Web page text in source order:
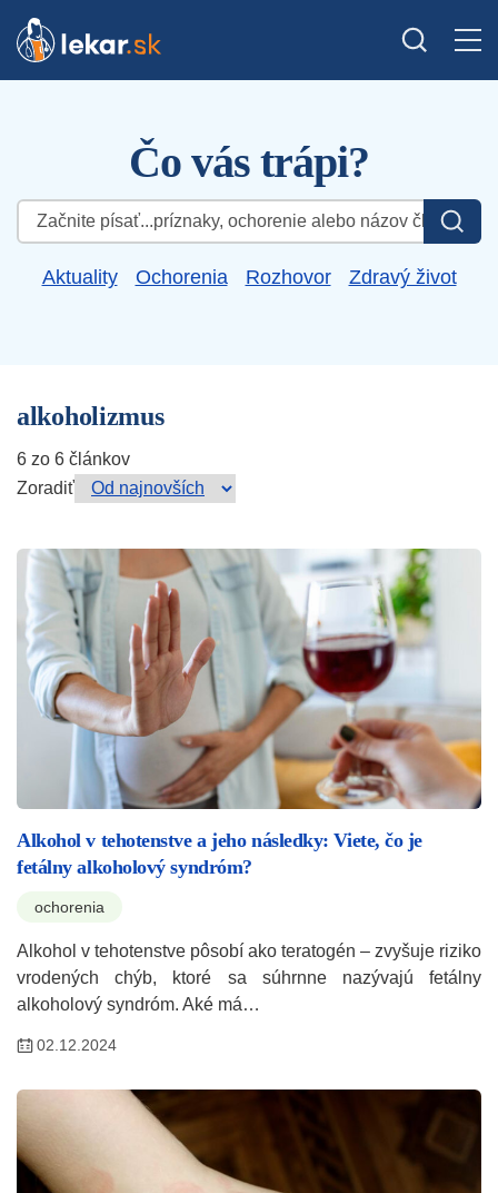
Čo vás trápi?
Hľadať:
Aktuality Ochorenia Rozhovor Zdravý život
alkoholizmus
6 zo 6 článkov
Zoradiť
Alkohol v tehotenstve a jeho následky: Viete, čo je
fetálny alkoholový syndróm?
ochorenia
Alkohol v tehotenstve pôsobí ako teratogén – zvyšuje riziko
vrodených chýb, ktoré sa súhrnne nazývajú fetálny
alkoholový syndróm. Aké má…
02.12.2024